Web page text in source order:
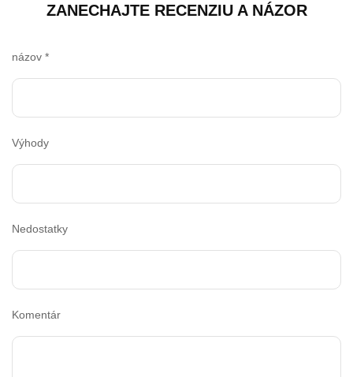
ZANECHAJTE RECENZIU A NÁZOR
názov *
Výhody
Nedostatky
Komentár